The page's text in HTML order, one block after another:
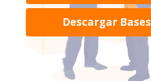
Descargar Bases